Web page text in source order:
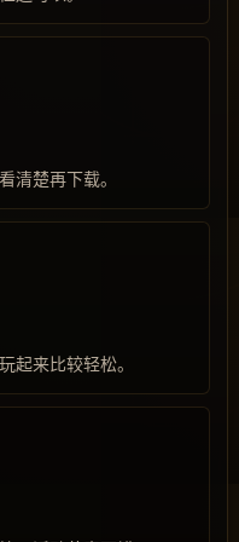
清楚再下载。
起来比较轻松。